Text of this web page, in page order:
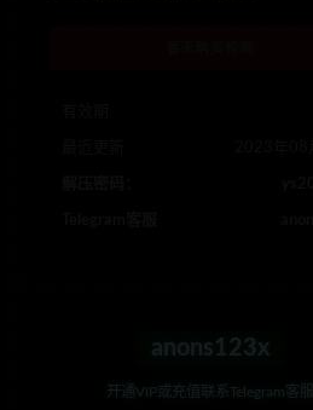
anons123x
开通VIP或充值联系Telegram客服